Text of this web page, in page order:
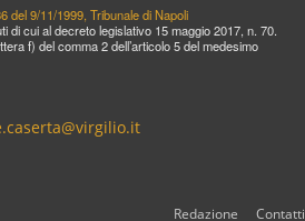
del 9/11/1999, Tribunale di Napoli
di cui al decreto legislativo 15 maggio 2017, n. 70.
f) del comma 2 dell’articolo 5 del medesimo
Redazione Contatti